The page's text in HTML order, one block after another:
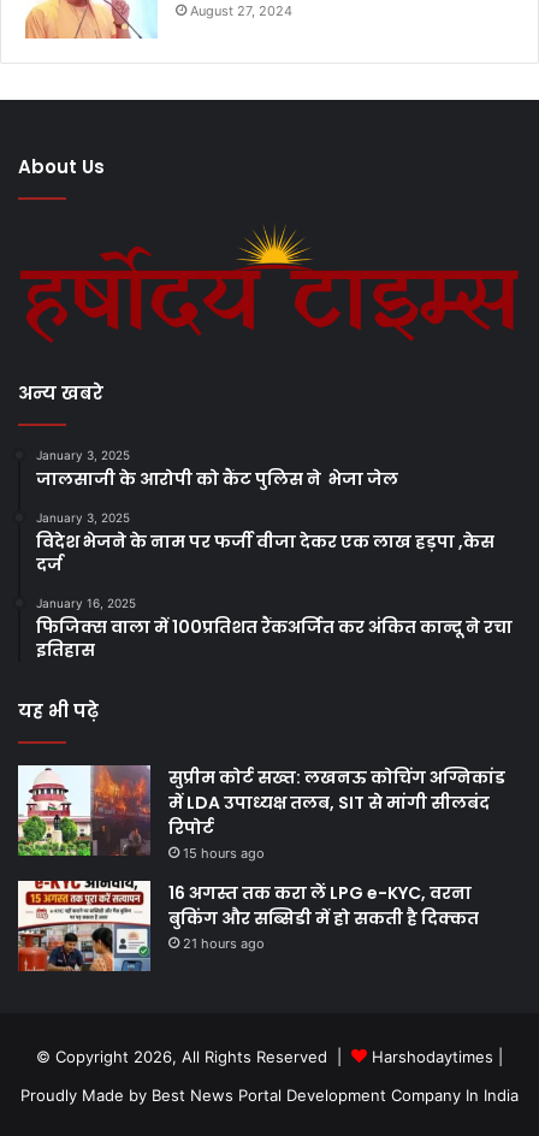
August 27, 2024
About Us
अन्य खबरे
January 3, 2025
जालसाजी के आरोपी को कैंट पुलिस ने भेजा जेल
January 3, 2025
विदेश भेजने के नाम पर फर्जी वीजा देकर एक लाख हड़पा ,केस
दर्ज
January 16, 2025
फिजिक्स वाला में 100प्रतिशत रैंकअर्जित कर अंकित कान्दू ने रचा
इतिहास
यह भी पढ़े
सुप्रीम कोर्ट सख्त: लखनऊ कोचिंग अग्निकांड
में LDA उपाध्यक्ष तलब, SIT से मांगी सीलबंद
रिपोर्ट
15 hours ago
16 अगस्त तक करा लें LPG e-KYC, वरना
बुकिंग और सब्सिडी में हो सकती है दिक्कत
21 hours ago
© Copyright 2026, All Rights Reserved | Harshodaytimes
Proudly Made by Best News Portal Development Company In India